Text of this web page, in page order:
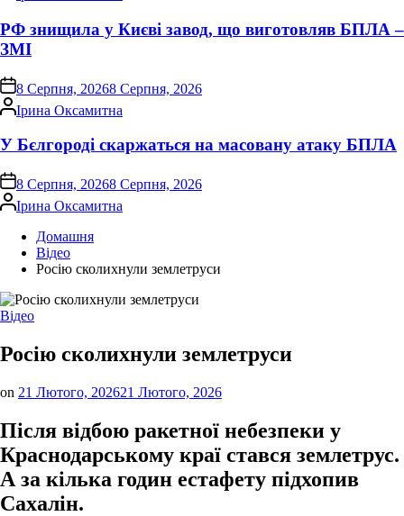
РФ знищила у Києві завод, що виготовляв БПЛА –
ЗМІ
on8 Серпня, 20268 Серпня, 2026
Опубліковано
Ірина Оксамитна
У Бєлгороді скаржаться на масовану атаку БПЛА
on8 Серпня, 20268 Серпня, 2026
Опубліковано
Ірина Оксамитна
Домашня
Відео
Росію сколихнули землетруси
Опублікувати
Відео
Росію сколихнули землетруси
on 21 Лютого, 202621 Лютого, 2026
Після відбою ракетної небезпеки у
Краснодарському краї стався землетрус.
А за кілька годин естафету підхопив
Сахалін.